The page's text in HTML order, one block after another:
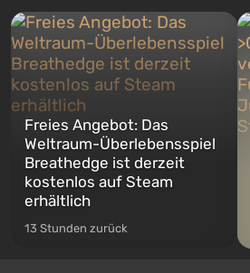
Freies Angebot: Das
Weltraum-Überlebensspiel
Breathedge ist derzeit
kostenlos auf Steam
erhältlich
13 Stunden zurück